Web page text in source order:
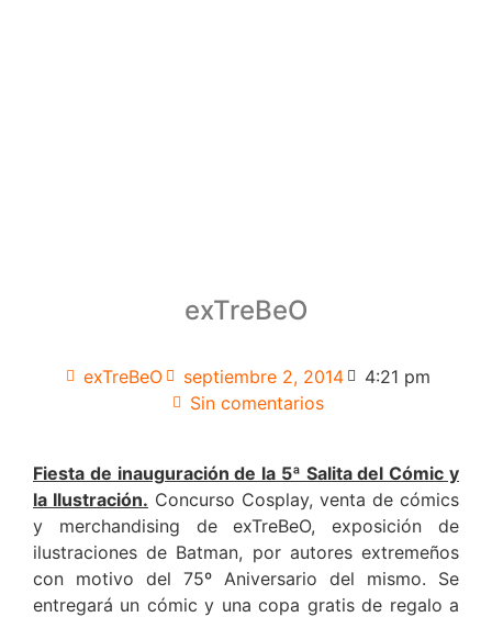
exTreBeO
exTreBeO septiembre 2, 2014
4:21 pm
Sin comentarios
Fiesta de inauguración de la 5ª Salita del Cómic y
la Ilustración. Concurso Cosplay, venta de cómics
y merchandising de exTreBeO, exposición de
ilustraciones de Batman, por autores extremeños
con motivo del 75º Aniversario del mismo. Se
entregará un cómic y una copa gratis de regalo a